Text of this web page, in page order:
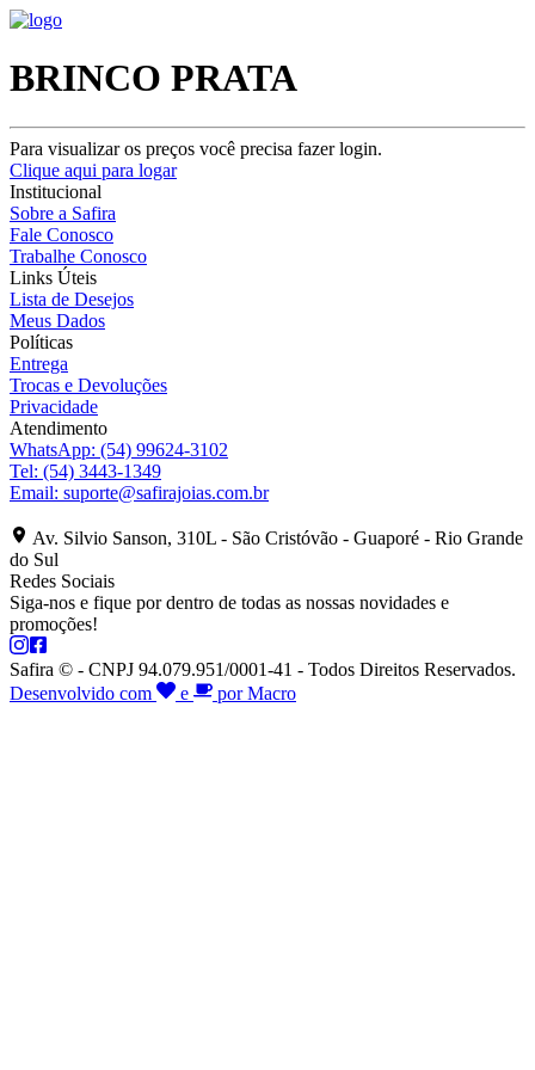
BRINCO PRATA
Para visualizar os preços você precisa fazer login.
Clique aqui para logar
Institucional
Sobre a Safira
Fale Conosco
Trabalhe Conosco
Links Úteis
Lista de Desejos
Meus Dados
Políticas
Entrega
Trocas e Devoluções
Privacidade
Atendimento
WhatsApp: (54) 99624-3102
Tel: (54) 3443-1349
Email: suporte@safirajoias.com.br
Av. Silvio Sanson, 310L - São Cristóvão - Guaporé - Rio Grande
do Sul
Redes Sociais
Siga-nos e fique por dentro de todas as nossas novidades e
promoções!
Safira © - CNPJ 94.079.951/0001-41 - Todos Direitos Reservados.
Desenvolvido com
e por Macro